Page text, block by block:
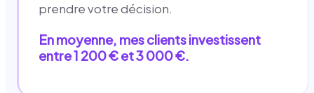
prendre votre décision.
En moyenne, mes clients investissent
entre 1 200 € et 3 000 €.